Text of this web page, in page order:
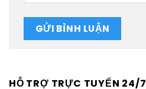
HỖ TRỢ TRỰC TUYẾN 24/7